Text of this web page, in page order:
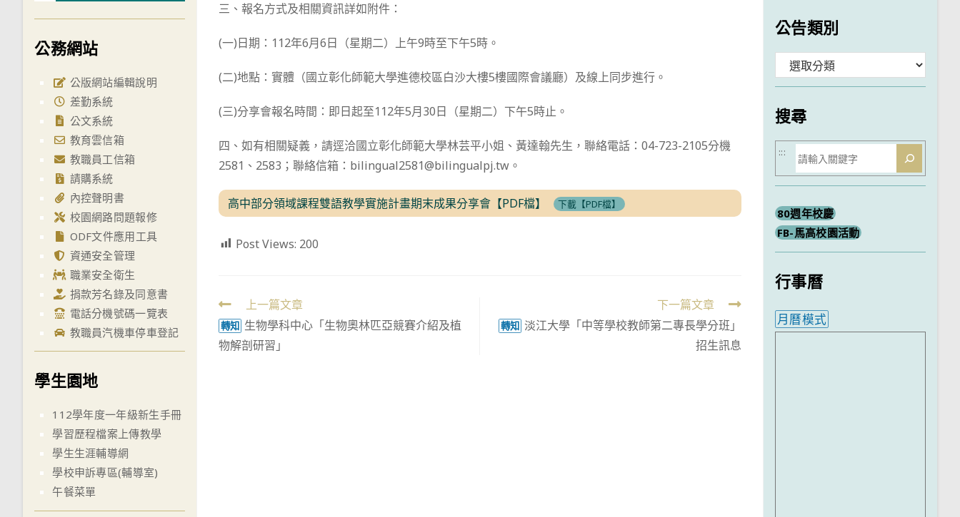
三、報名方式及相關資訊詳如附件：
(一)日期：112年6月6日（星期二）上午9時至下午5時。
(二)地點：實體（國立彰化師範大學進德校區白沙大樓5樓國際會議廳）及線上同步進行。
(三)分享會報名時間：即日起至112年5月30日（星期二）下午5時止。
四、如有相關疑義，請逕洽國立彰化師範大學林芸平小姐、黃達翰先生，聯絡電話：04-723-2105分機
2581、2583；聯絡信箱：bilingual2581@bilingualpj.tw。
高中部分領域課程雙語教學實施計畫期末成果分享會【PDF檔】 下載【PDF檔】
Post Views: 200
Read
more
articles
上一篇文章
轉知 生物學科中心「生物奧林匹亞競賽介紹及植
物解剖研習」
下一篇文章
轉知 淡江大學「中等學校教師第二專長學分班」
招生訊息
公務網站
公版網站編輯說明
差勤系統
公文系統
教育雲信箱
教職員工信箱
請購系統
內控聲明書
校園網路問題報修
ODF文件應用工具
資通安全管理
職業安全衛生
捐款芳名錄及同意書
電話分機號碼一覽表
教職員汽機車停車登記
學生園地
112學年度一年級新生手冊
學習歷程檔案上傳教學
學生生涯輔導網
學校申訴專區(輔導室)
午餐菜單
公告類別
類
搜尋
搜
尋
:::
80週年校慶
FB-馬高校園活動
行事曆
月曆模式